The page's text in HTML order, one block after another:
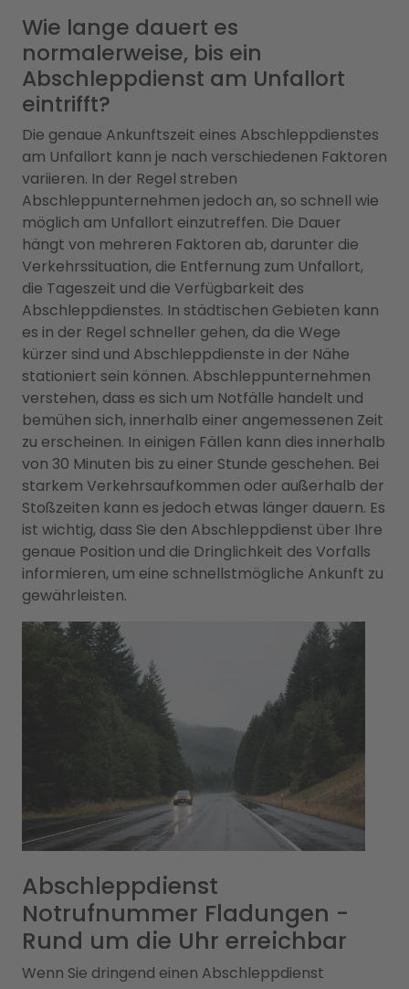
Wie lange dauert es
normalerweise, bis ein
Abschleppdienst am Unfallort
eintrifft?
Die genaue Ankunftszeit eines Abschleppdienstes
am Unfallort kann je nach verschiedenen Faktoren
variieren. In der Regel streben
Abschleppunternehmen jedoch an, so schnell wie
möglich am Unfallort einzutreffen. Die Dauer
hängt von mehreren Faktoren ab, darunter die
Verkehrssituation, die Entfernung zum Unfallort,
die Tageszeit und die Verfügbarkeit des
Abschleppdienstes. In städtischen Gebieten kann
es in der Regel schneller gehen, da die Wege
kürzer sind und Abschleppdienste in der Nähe
stationiert sein können. Abschleppunternehmen
verstehen, dass es sich um Notfälle handelt und
bemühen sich, innerhalb einer angemessenen Zeit
zu erscheinen. In einigen Fällen kann dies innerhalb
von 30 Minuten bis zu einer Stunde geschehen. Bei
starkem Verkehrsaufkommen oder außerhalb der
Stoßzeiten kann es jedoch etwas länger dauern. Es
ist wichtig, dass Sie den Abschleppdienst über Ihre
genaue Position und die Dringlichkeit des Vorfalls
informieren, um eine schnellstmögliche Ankunft zu
gewährleisten.
Abschleppdienst
Notrufnummer Fladungen -
Rund um die Uhr erreichbar
Wenn Sie dringend einen Abschleppdienst